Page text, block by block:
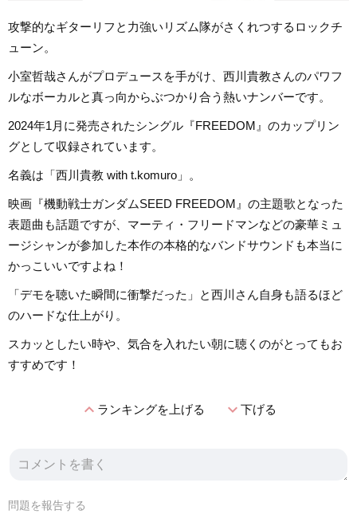
攻撃的なギターリフと力強いリズム隊がさくれつするロックチ
ューン。
小室哲哉さんがプロデュースを手がけ、西川貴教さんのパワフ
ルなボーカルと真っ向からぶつかり合う熱いナンバーです。
2024年1月に発売されたシングル『FREEDOM』のカップリン
グとして収録されています。
名義は「西川貴教 with t.komuro」。
映画『機動戦士ガンダムSEED FREEDOM』の主題歌となった
表題曲も話題ですが、マーティ・フリードマンなどの豪華ミュ
ージシャンが参加した本作の本格的なバンドサウンドも本当に
かっこいいですよね！
「デモを聴いた瞬間に衝撃だった」と西川さん自身も語るほど
のハードな仕上がり。
スカッとしたい時や、気合を入れたい朝に聴くのがとってもお
すすめです！
expand_lessランキングを上げる expand_more下げる
問題を報告する